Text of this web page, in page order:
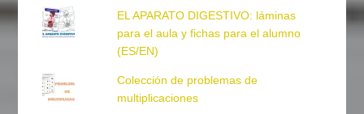
EL APARATO DIGESTIVO: láminas
para el aula y fichas para el alumno
(ES/EN)
Colección de problemas de
multiplicaciones